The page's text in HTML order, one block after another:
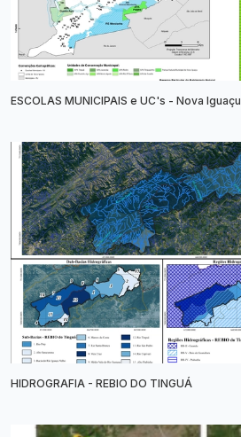
ESCOLAS MUNICIPAIS e UC's - Nova Iguaçu
HIDROGRAFIA - REBIO DO TINGUÁ